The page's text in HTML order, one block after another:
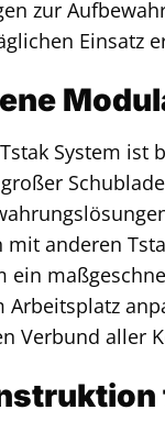
zur
Einsatz
System ist
mit anderen
ein
Arbeitsplatz
Verbund aller